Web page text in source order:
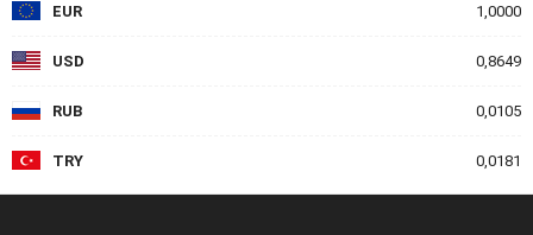
EUR 1,0000
USD 0,8649
RUB 0,0105
TRY 0,0181